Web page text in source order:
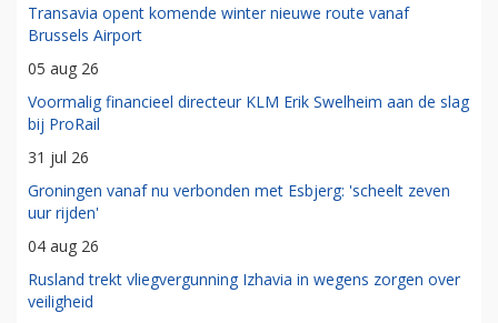
Transavia opent komende winter nieuwe route vanaf
Brussels Airport
05 aug 26
Voormalig financieel directeur KLM Erik Swelheim aan de slag
bij ProRail
31 jul 26
Groningen vanaf nu verbonden met Esbjerg: 'scheelt zeven
uur rijden'
04 aug 26
Rusland trekt vliegvergunning Izhavia in wegens zorgen over
veiligheid